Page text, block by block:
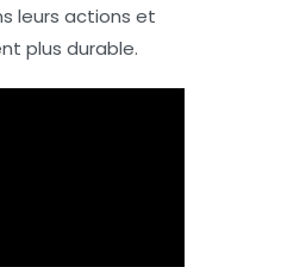
leurs actions et
plus durable.